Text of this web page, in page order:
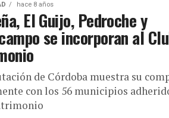
hace 8 años
El Guijo, Pedroche y
se incorporan al
de Córdoba muestra su
con los 56 municipios